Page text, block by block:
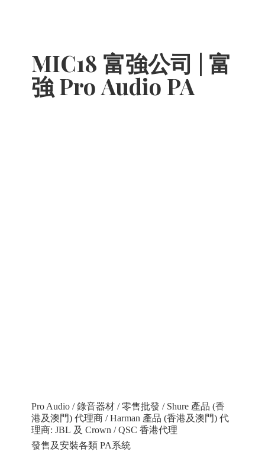
MIC18 富強公司 | 富
強 Pro Audio PA
Pro Audio / 錄音器材 / 零售批發 / Shure 產品 (香
港及澳門) 代理商 / Harman 產品 (香港及澳門) 代
理商: JBL 及 Crown / QSC 香港代理
發售及安裝各類 PA系統